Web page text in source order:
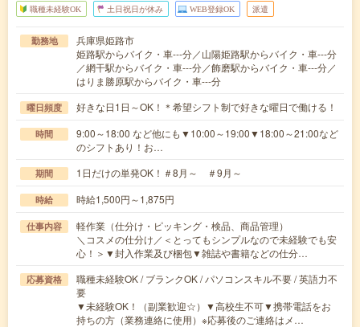
職種未経験OK 土日祝日が休み WEB登録OK 派遣
勤務地
兵庫県姫路市
姫路駅からバイク・車---分／山陽姫路駅からバイク・車---分
／網干駅からバイク・車---分／飾磨駅からバイク・車---分／
はりま勝原駅からバイク・車---分
曜日頻度 好きな日1日～OK！＊希望シフト制で好きな曜日で働ける！
時間
9:00～18:00 など他にも▼10:00～19:00▼18:00～21:00など
のシフトあり！お…
期間 1日だけの単発OK！＃8月～ ＃9月～
時給 時給1,500円～1,875円
仕事内容
軽作業（仕分け・ピッキング・検品、商品管理）
＼コスメの仕分け／＜とってもシンプルなので未経験でも安
心！＞▼封入作業及び梱包▼雑誌や書籍などの仕分…
応募資格
職種未経験OK / ブランクOK / パソコンスキル不要 / 英語力不
要
▼未経験OK！（副業歓迎☆）▼高校生不可▼携帯電話をお
持ちの方（業務連絡に使用）※応募後のご連絡はメ…